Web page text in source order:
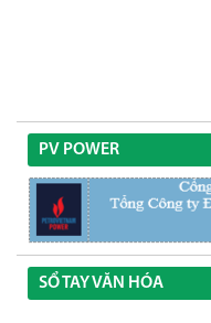
PV POWER
SỔ TAY VĂN HÓA